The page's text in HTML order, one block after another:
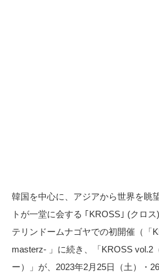
韓国を中心に、アジアから世界を眺
トが一堂に会する ｢KROSS｣ (クロ
テリンドームナゴヤでの初開催（「
masterz- 」に続き、「KROSS vol.2
ー）」が、2023年2月25日（土）・